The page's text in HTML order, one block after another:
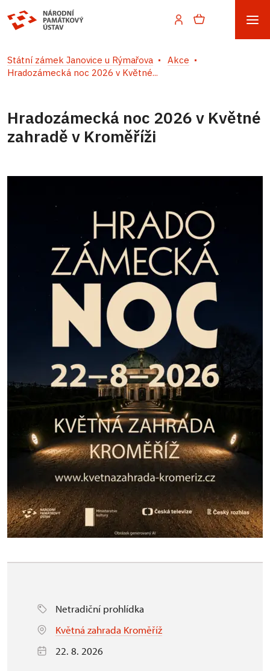
Státní zámek Janovice u Rýmařova
Akce
Hradozámecká noc 2026 v Květné...
Hradozámecká noc 2026 v Květné
zahradě v Kroměříži
Netradiční prohlídka
Květná zahrada Kroměříž
22. 8. 2026